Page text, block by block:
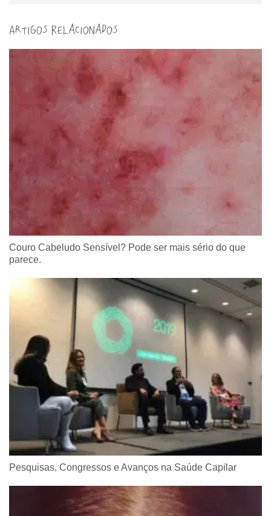
Artigos Relacionados
Couro Cabeludo Sensível? Pode ser mais sério do que
parece.
Pesquisas, Congressos e Avanços na Saúde Capilar